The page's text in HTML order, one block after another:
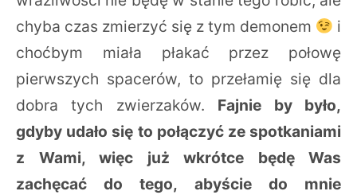
chyba czas zmierzyć się z tym demonem
i
choćbym miała płakać przez połowę
pierwszych spacerów, to przełamię się dla
dobra tych zwierzaków. Fajnie by było,
gdyby udało się to połączyć ze spotkaniami
z Wami, więc już wkrótce będę Was
zachęcać do tego, abyście do mnie